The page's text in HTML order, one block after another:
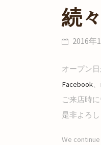
続
2016年
オープン
Facebook、
ご来店時に
是非よろ
We